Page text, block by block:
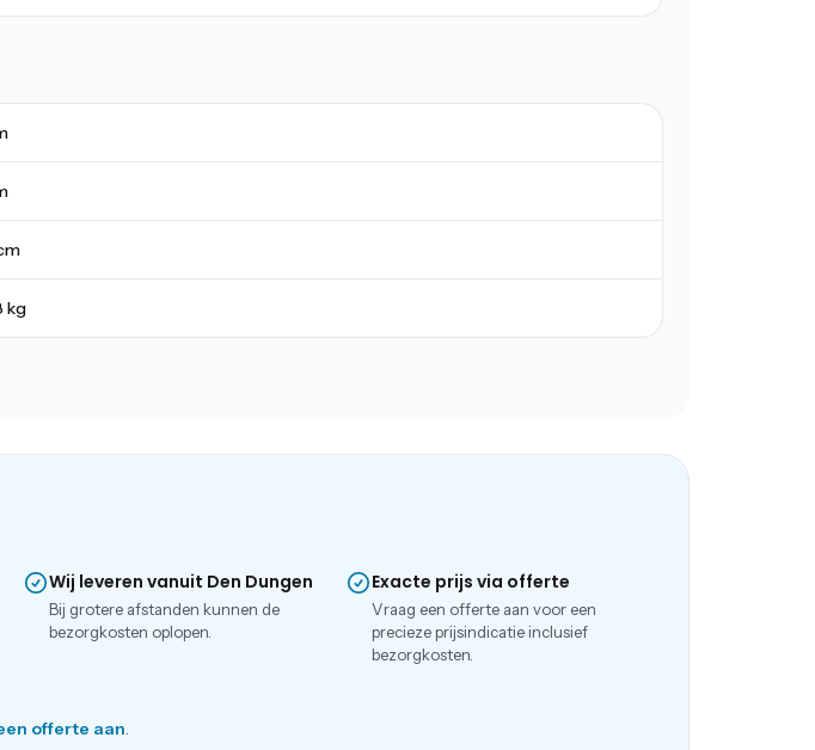
kg
Wij leveren vanuit Den Dungen
Bij grotere afstanden kunnen de
bezorgkosten oplopen.
Exacte prijs via offerte
Vraag een offerte aan voor een
precieze prijsindicatie inclusief
bezorgkosten.
offerte aan.